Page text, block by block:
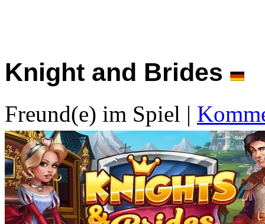
Knight and Brides
Freund(e) im Spiel |